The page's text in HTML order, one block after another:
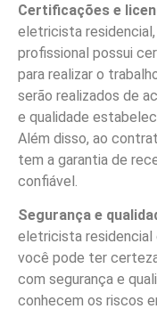
Certificações e
eletricista
profissional possui
para realizar o
serão realizados de
e qualidade
Além disso, ao
tem a garantia de
confiável.
Segurança e
eletricista residencial
você pode ter
com segurança e
conhecem os riscos